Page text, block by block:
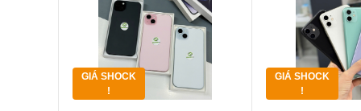
các Phụ Kiện Khác
GIÁ SHOCK
!
Tặng
GIÁ SHOCK
!
Tặng
Tặng